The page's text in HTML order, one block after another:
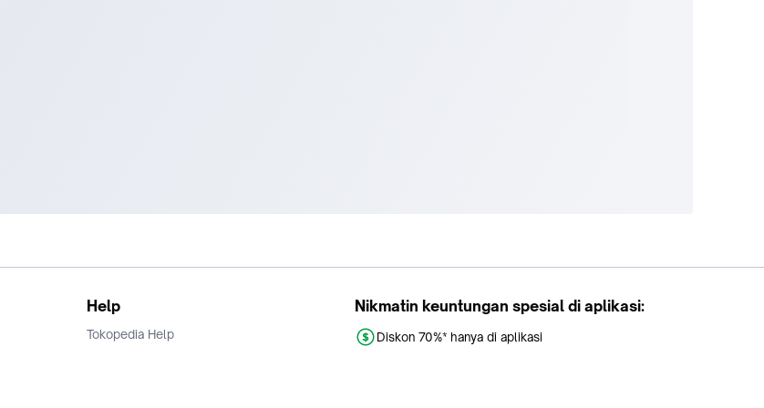
Help
Tokopedia Help
Nikmatin keuntungan spesial di aplikasi:
Diskon 70%* hanya di aplikasi